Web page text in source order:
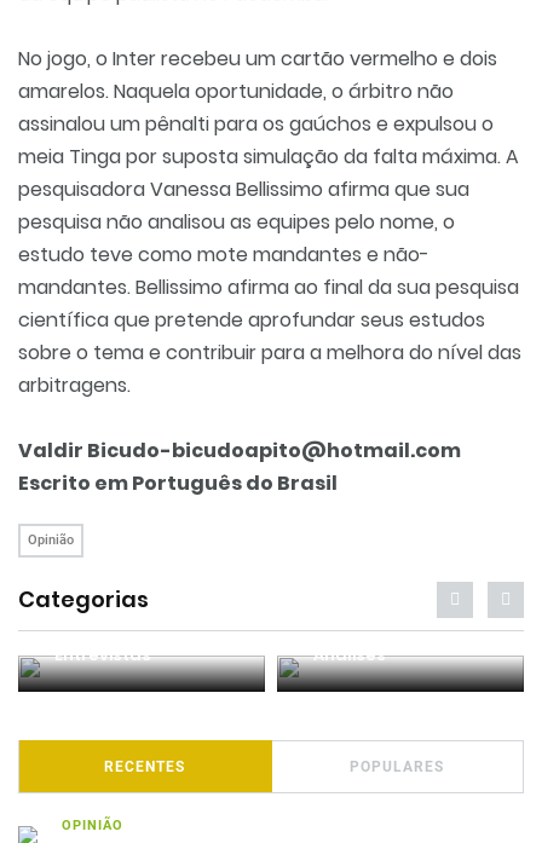
No jogo, o Inter recebeu um cartão vermelho e dois
amarelos. Naquela oportunidade, o árbitro não
assinalou um pênalti para os gaúchos e expulsou o
meia Tinga por suposta simulação da falta máxima. A
pesquisadora Vanessa Bellissimo afirma que sua
pesquisa não analisou as equipes pelo nome, o
estudo teve como mote mandantes e não-
mandantes. Bellissimo afirma ao final da sua pesquisa
científica que pretende aprofundar seus estudos
sobre o tema e contribuir para a melhora do nível das
arbitragens.
Valdir Bicudo-bicudoapito@hotmail.com
Escrito em Português do Brasil
Opinião
Categorias
Entrevistas Análises
RECENTES POPULARES
OPINIÃO